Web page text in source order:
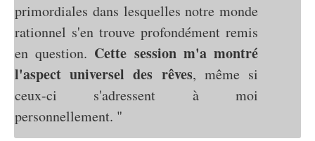
primordiales dans lesquelles notre monde
rationnel s'en trouve profondément remis
en question. Cette session m'a montré
l'aspect universel des rêves, même si
ceux-ci s'adressent à moi
personnellement. "